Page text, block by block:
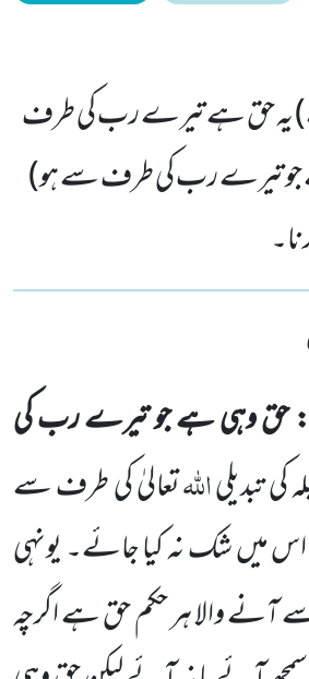
یہ حق ہے تیرے رب کی طرف
جو تیرے رب کی طرف سے ہو)
: حق وہی ہے جو تیرے رب کی
کی تبدیلیاللہتعالیٰ کی طرف سے
میں شک نہ کیا جائے۔ یونہی
آنے والا ہر حکم حق ہے اگرچہ